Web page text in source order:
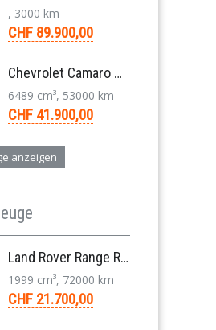
, 3000 km
CHF 89.900,00
Chevrolet Camaro SS 396 LS3 Coupe Aut. 1971
6489 cm³, 53000 km
CHF 41.900,00
anzeigen
Land Rover Range Rover Evoque Compact SUV 2.0 TD4 SE AT9 2017
1999 cm³, 72000 km
CHF 21.700,00